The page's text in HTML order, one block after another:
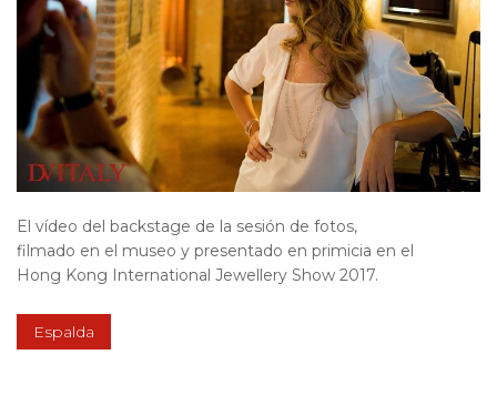
El vídeo del backstage de la sesión de fotos,
filmado en el museo y presentado en primicia en el
Hong Kong International Jewellery Show 2017.
Espalda